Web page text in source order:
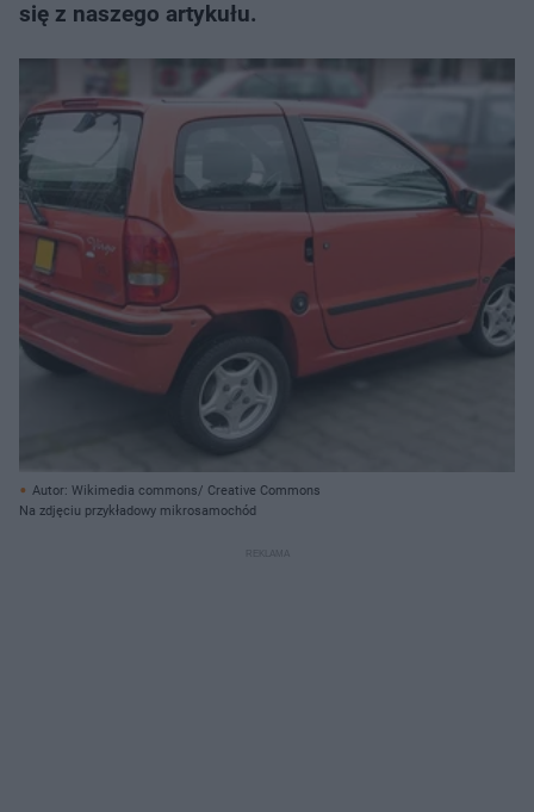
się z naszego artykułu.
Autor: Wikimedia commons/ Creative Commons
Na zdjęciu przykładowy mikrosamochód